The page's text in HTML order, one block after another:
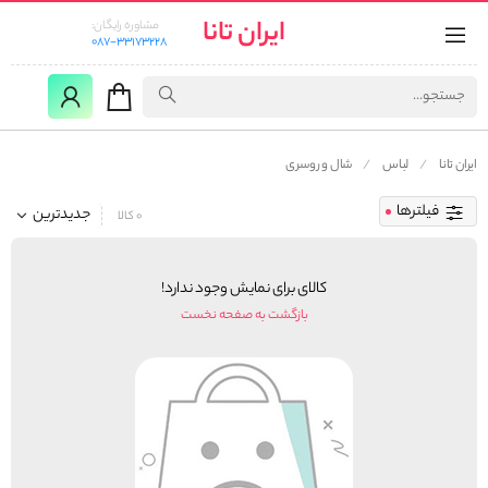
ایران تانا
مشاوره رایگان:
087-33173228
ایران تانا لباس شال و روسری
فیلترها جدیدترین 0 کالا
کالای برای نمایش وجود ندارد!
بازگشت به صفحه نخست